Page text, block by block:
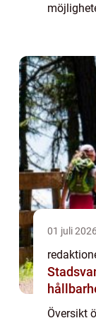
01 juli 2026
Översikt